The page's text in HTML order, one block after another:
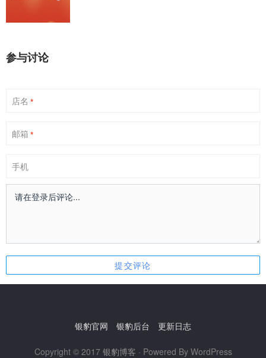
参与讨论
店名 *
邮箱 *
手机
银豹官网 银豹后台 更新日志
Copyright © 2017 银豹博客 · Powered By WordPress